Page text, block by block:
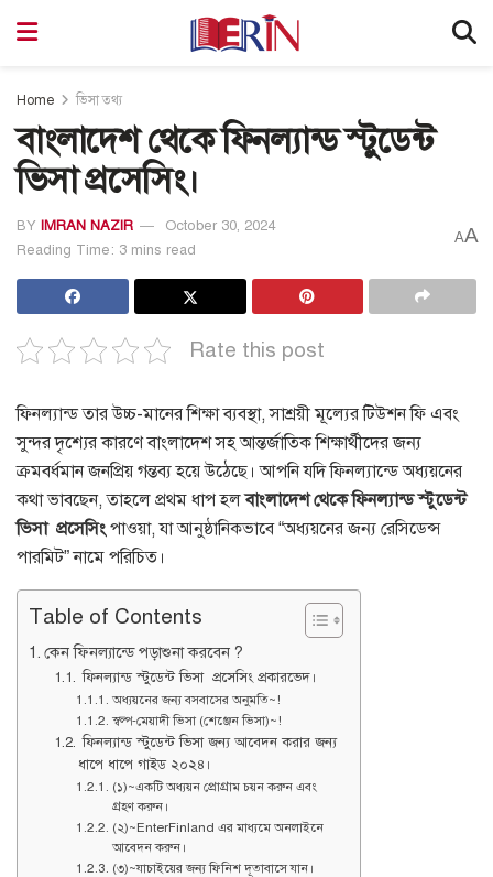
Home ভিসা তথ্য
বাংলাদেশ থেকে ফিনল্যান্ড স্টুডেন্ট
ভিসা প্রসেসিং।
BY IMRAN NAZIR
October 30, 2024
Reading Time: 3 mins read
AA
Rate this post
ফিনল্যান্ড তার উচ্চ-মানের শিক্ষা ব্যবস্থা, সাশ্রয়ী মূল্যের টিউশন ফি এবং
সুন্দর দৃশ্যের কারণে বাংলাদেশ সহ আন্তর্জাতিক শিক্ষার্থীদের জন্য
ক্রমবর্ধমান জনপ্রিয় গন্তব্য হয়ে উঠেছে। আপনি যদি ফিনল্যান্ডে অধ্যয়নের
কথা ভাবছেন, তাহলে প্রথম ধাপ হলবাংলাদেশ থেকে ফিনল্যান্ড স্টুডেন্ট
ভিসা প্রসেসিং পাওয়া, যা আনুষ্ঠানিকভাবে “অধ্যয়নের জন্য রেসিডেন্স
পারমিট” নামে পরিচিত।
Table of Contents
কেন ফিনল্যান্ডে পড়াশুনা করবেন ?
ফিনল্যান্ড স্টুডেন্ট ভিসা প্রসেসিং প্রকারভেদ।
অধ্যয়নের জন্য বসবাসের অনুমতি~!
স্বল্প-মেয়াদী ভিসা (শেঞ্জেন ভিসা)~!
ফিনল্যান্ড স্টুডেন্ট ভিসা জন্য আবেদন করার জন্য
ধাপে ধাপে গাইড ২০২৪।
(১)~একটি অধ্যয়ন প্রোগ্রাম চয়ন করুন এবং
গ্রহণ করুন।
(২)~EnterFinland এর মাধ্যমে অনলাইনে
আবেদন করুন।
(৩)~যাচাইয়ের জন্য ফিনিশ দূতাবাসে যান।